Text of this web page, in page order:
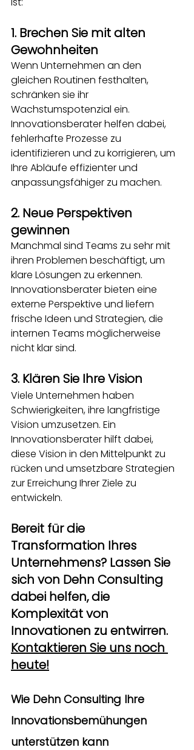
1. Brechen Sie mit alten
Gewohnheiten
Wenn Unternehmen an den
gleichen Routinen festhalten,
schränken sie ihr
Wachstumspotenzial ein.
Innovationsberater helfen dabei,
fehlerhafte Prozesse zu
identifizieren und zu korrigieren, um
Ihre Abläufe effizienter und
anpassungsfähiger zu machen.
2. Neue Perspektiven
gewinnen
Manchmal sind Teams zu sehr mit
ihren Problemen beschäftigt, um
klare Lösungen zu erkennen.
Innovationsberater bieten eine
externe Perspektive und liefern
frische Ideen und Strategien, die
internen Teams möglicherweise
nicht klar sind.
3. Klären Sie Ihre Vision
Viele Unternehmen haben
Schwierigkeiten, ihre langfristige
Vision umzusetzen. Ein
Innovationsberater hilft dabei,
diese Vision in den Mittelpunkt zu
rücken und umsetzbare Strategien
zur Erreichung Ihrer Ziele zu
entwickeln.
Bereit für die
Transformation Ihres
Unternehmens? Lassen Sie
sich von Dehn Consulting
dabei helfen, die
Komplexität von
Innovationen zu entwirren.
Kontaktieren Sie uns noch
heute!
Wie Dehn Consulting Ihre
Innovationsbemühungen
unterstützen kann